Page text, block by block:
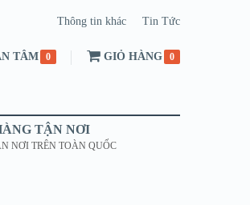
Thông tin khác Tin Tức
TÂM 0 GIỎ HÀNG 0
TẬN NƠI
NƠI TRÊN TOÀN QUỐC